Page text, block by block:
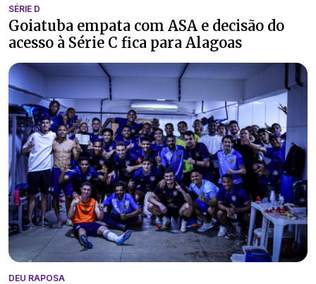
SÉRIE D
Goiatuba empata com ASA e decisão do
acesso à Série C fica para Alagoas
DEU RAPOSA